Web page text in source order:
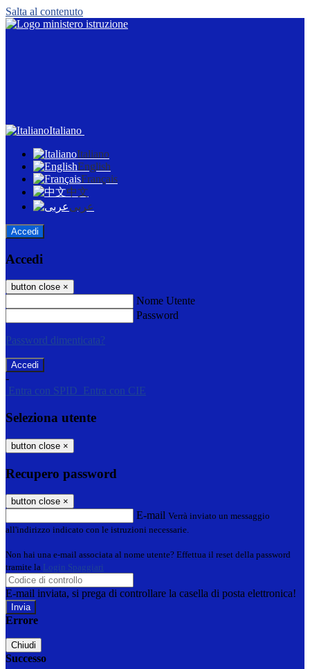
Salta al contenuto
Italiano
Italiano
English
Français
中文
عربى
Accedi
Accedi
button close ×
Nome Utente
Password
Password dimenticata?
-
Entra con SPID
Entra con CIE
Seleziona utente
button close ×
Recupero password
button close ×
E-mail Verrà inviato un messaggio
all'indirizzo indicato con le istruzioni necessarie.
Non hai una e-mail associata al nome utente? Effettua il reset della password
tramite la Login Spaggiari
E-mail inviata, si prega di controllare la casella di posta elettronica!
Errore
Chiudi
Successo